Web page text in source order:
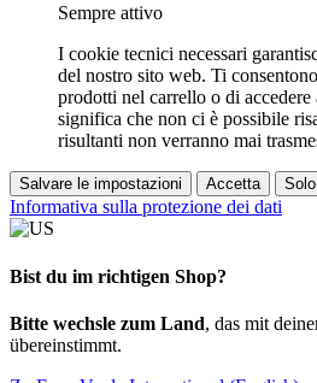
Sempre attivo
I cookie tecnici necessari
del nostro sito web. Ti
prodotti nel carrello o di
significa che non ci è possibile
risultanti non verranno mai
Salvare le impostazioni Accetta
Informativa sulla protezione dei dati
Bist du im richtigen Shop?
Bitte wechsle zum Land, das mit
übereinstimmt.